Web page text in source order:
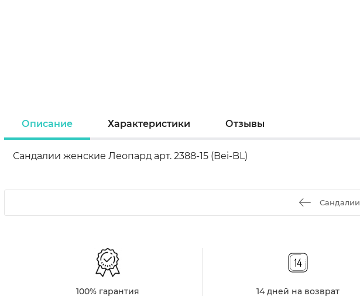
Описание Характеристики Отзывы
Сандалии женские Леопард арт. 2388-15 (Bei-BL)
Сандалии
100% гарантия
14 дней на возврат